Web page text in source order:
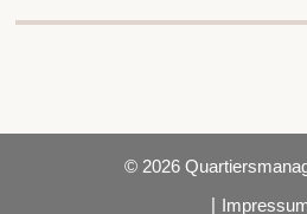
© 2026
|